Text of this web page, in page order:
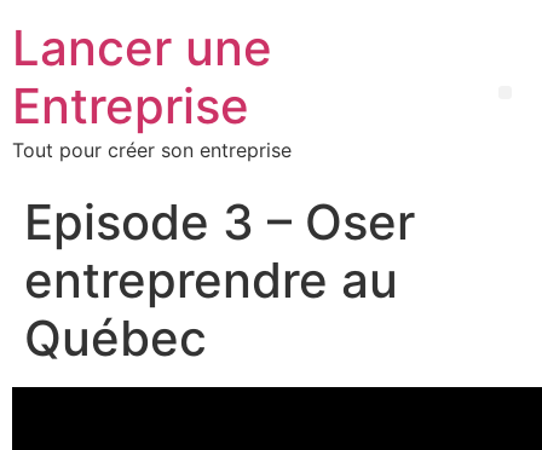
Lancer une
Entreprise
Tout pour créer son entreprise
Episode 3 – Oser
entreprendre au
Québec